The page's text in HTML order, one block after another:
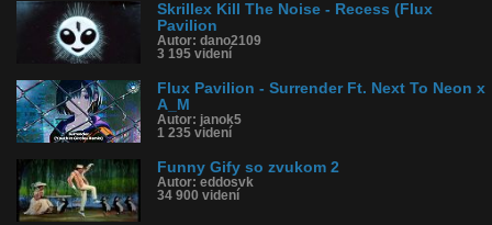
Skrillex Kill The Noise - Recess (Flux
Pavilion
Autor: dano2109
3 195 videní
Flux Pavilion - Surrender Ft. Next To Neon x
A_M
Autor: janok5
1 235 videní
Funny Gify so zvukom 2
Autor: eddosvk
34 900 videní